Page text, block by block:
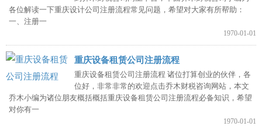
各位解读一下重庆设计公司注册流程常见问题，希望对大家有所帮助：
一、注册一
1970-01-01
重庆设备租赁公司注册流程
重庆设备租赁公司注册流程 诸位打算创业的伙伴，各
位好，非常非常的欢迎点击乔木财税咨询网站，本文
乔木小编为诸位朋友概括概括重庆设备租赁公司注册流程必备知识，希望
对你有一
1970-01-01